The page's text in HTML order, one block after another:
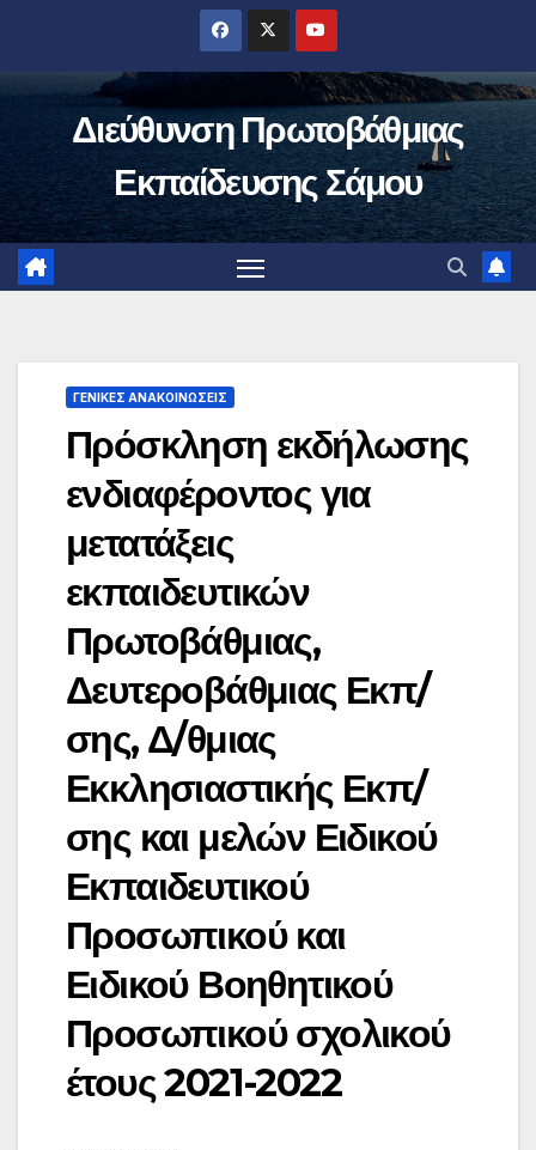
περιεχόμενο
Διεύθυνση Πρωτοβάθμιας
Εκπαίδευσης Σάμου
ΓΕΝΙΚΈΣ ΑΝΑΚΟΙΝΏΣΕΙΣ
Πρόσκληση εκδήλωσης
ενδιαφέροντος για
μετατάξεις
εκπαιδευτικών
Πρωτοβάθμιας,
Δευτεροβάθμιας Εκπ/
σης, Δ/θμιας
Εκκλησιαστικής Εκπ/
σης και μελών Ειδικού
Εκπαιδευτικού
Προσωπικού και
Ειδικού Βοηθητικού
Προσωπικού σχολικού
έτους 2021-2022